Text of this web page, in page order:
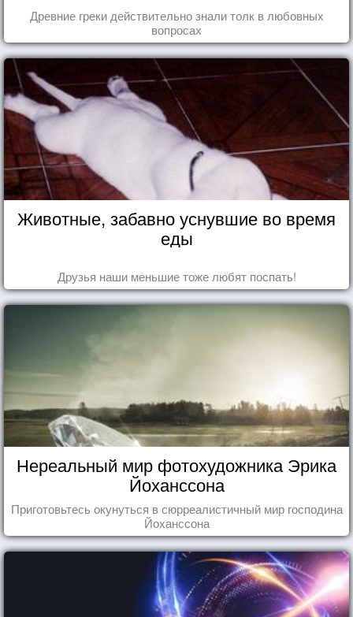
Древние греки действительно знали толк в любовных
вопросах
Животные, забавно уснувшие во время
еды
Друзья наши меньшие тоже любят поспать!
Нереальный мир фотохудожника Эрика
Йоханссона
Приготовьтесь окунуться в сюрреалистичный мир господина
Йоханссона